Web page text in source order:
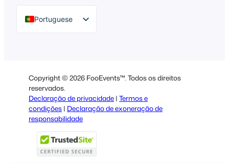
Portuguese
Spanish
Italian
French
Polish
Greek
Copyright © 2026 FooEvents™. Todos os direitos
reservados.
Declaração de privacidade | Termos e
condições | Declaração de exoneração de
responsabilidade